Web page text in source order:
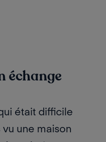
échange
était difficile
une maison